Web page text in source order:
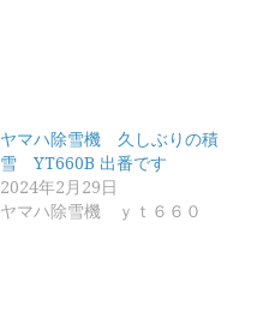
ヤマハ除雪機 久しぶりの積
雪 YT660B 出番です
2024年2月29日
ヤマハ除雪機 ｙｔ６６０